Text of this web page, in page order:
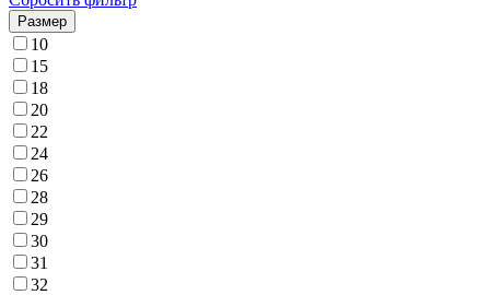
Размер
10
15
18
20
22
24
26
28
29
30
31
32